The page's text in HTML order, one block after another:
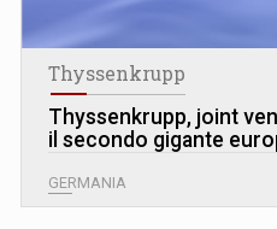
Thyssenkrupp
Thyssenkrupp, joint
il secondo gigante
GERMANIA